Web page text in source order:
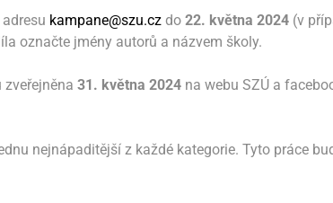
kampane@szu.cz do 22. května 2024 (v
označte jmény autorů a názvem školy.
31. května 2024 na webu SZÚ a
nejnápaditější z každé kategorie. Tyto práce